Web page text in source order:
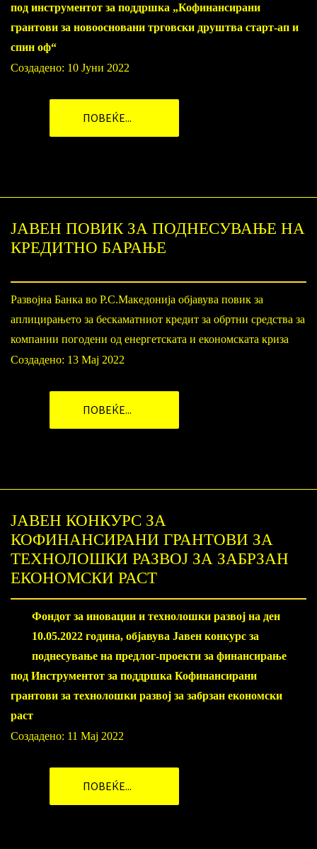
под инструментот за поддршка „Кофинансирани
грантови за новоосновани трговски друштва старт-ап и
спин оф“
Создадено: 10 Јуни 2022
ПОВЕЌЕ...
ЈАВЕН ПОВИК ЗА ПОДНЕСУВАЊЕ НА
КРЕДИТНО БАРАЊЕ
Развојна Банка во Р.С.Македонија објавува повик за
аплицирањето за бескаматниот кредит за обртни средства за
компании погодени од енергетската и економската криза
Создадено: 13 Мај 2022
ПОВЕЌЕ...
ЈАВЕН КОНКУРС ЗА
КОФИНАНСИРАНИ ГРАНТОВИ ЗА
ТЕХНОЛОШКИ РАЗВОЈ ЗА ЗАБРЗАН
ЕКОНОМСКИ РАСТ
Фондот за иновации и технолошки развој на ден
10.05.2022 година, објавува Јавен конкурс за
поднесување на предлог-проекти за финансирање
под Инструментот за поддршка Кофинансирани
грантови за технолошки развој за забрзан економски
раст
Создадено: 11 Мај 2022
ПОВЕЌЕ...